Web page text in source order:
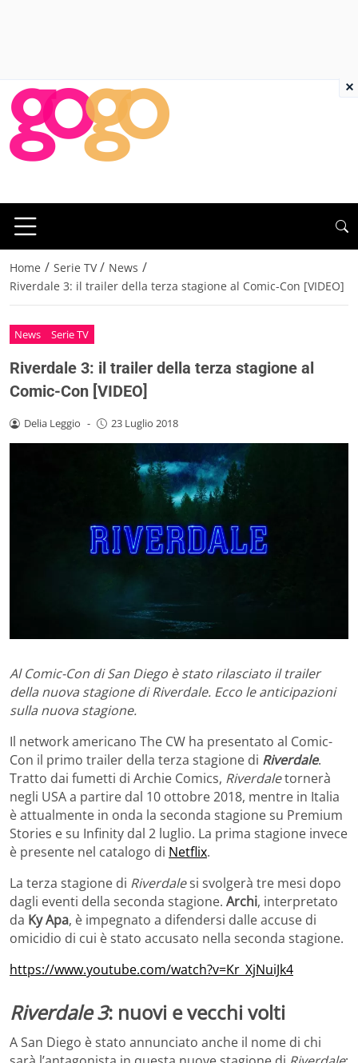
Home / Serie TV / News /
Riverdale 3: il trailer della terza stagione al Comic-Con [VIDEO]
News Serie TV
Riverdale 3: il trailer della terza stagione al
Comic-Con [VIDEO]
Delia Leggio - 23 Luglio 2018
Al Comic-Con di San Diego è stato rilasciato il trailer
della nuova stagione di Riverdale. Ecco le anticipazioni
sulla nuova stagione.
Il network americano The CW ha presentato al Comic-
Con il primo trailer della terza stagione di Riverdale.
Tratto dai fumetti di Archie Comics, Riverdaletornerà
negli USA a partire dal 10 ottobre 2018, mentre in Italia
è attualmente in onda la seconda stagione su Premium
Stories e su Infinity dal 2 luglio. La prima stagione invece
è presente nel catalogo di Netflix.
La terza stagione di Riverdalesi svolgerà tre mesi dopo
dagli eventi della seconda stagione. Archi, interpretato
da Ky Apa, è impegnato a difendersi dalle accuse di
omicidio di cui è stato accusato nella seconda stagione.
https://www.youtube.com/watch?v=Kr_XjNuiJk4
Riverdale 3: nuovi e vecchi volti
A San Diego è stato annunciato anche il nome di chi
×